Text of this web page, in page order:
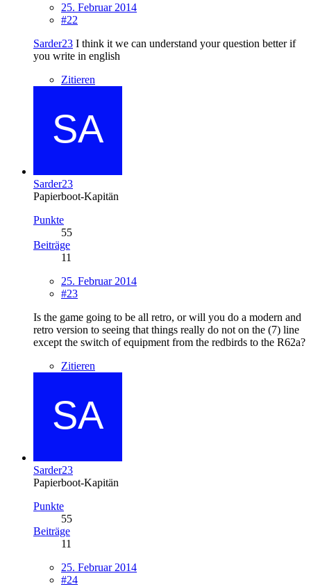
25. Februar 2014
#22
Sarder23 I think it we can understand your question better if
you write in english
Zitieren
Sarder23
Papierboot-Kapitän
Punkte
55
Beiträge
11
25. Februar 2014
#23
Is the game going to be all retro, or will you do a modern and
retro version to seeing that things really do not on the (7) line
except the switch of equipment from the redbirds to the R62a?
Zitieren
Sarder23
Papierboot-Kapitän
Punkte
55
Beiträge
11
25. Februar 2014
#24